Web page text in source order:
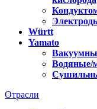
Württ
Yamato
Водяные/
Отрасли